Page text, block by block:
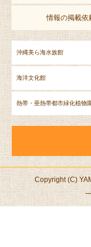
情報の掲載依
沖縄美ら海水族館
海洋文化館
熱帯・亜熱帯都市緑化植物
Copyright (C)